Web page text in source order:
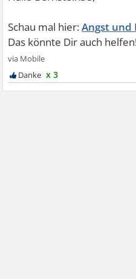
Angst und
x 3